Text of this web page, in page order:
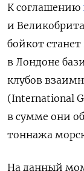
К соглашению
и
бойкот
в Лондоне
клубов
(International
в сумме они
тоннажа
На данный